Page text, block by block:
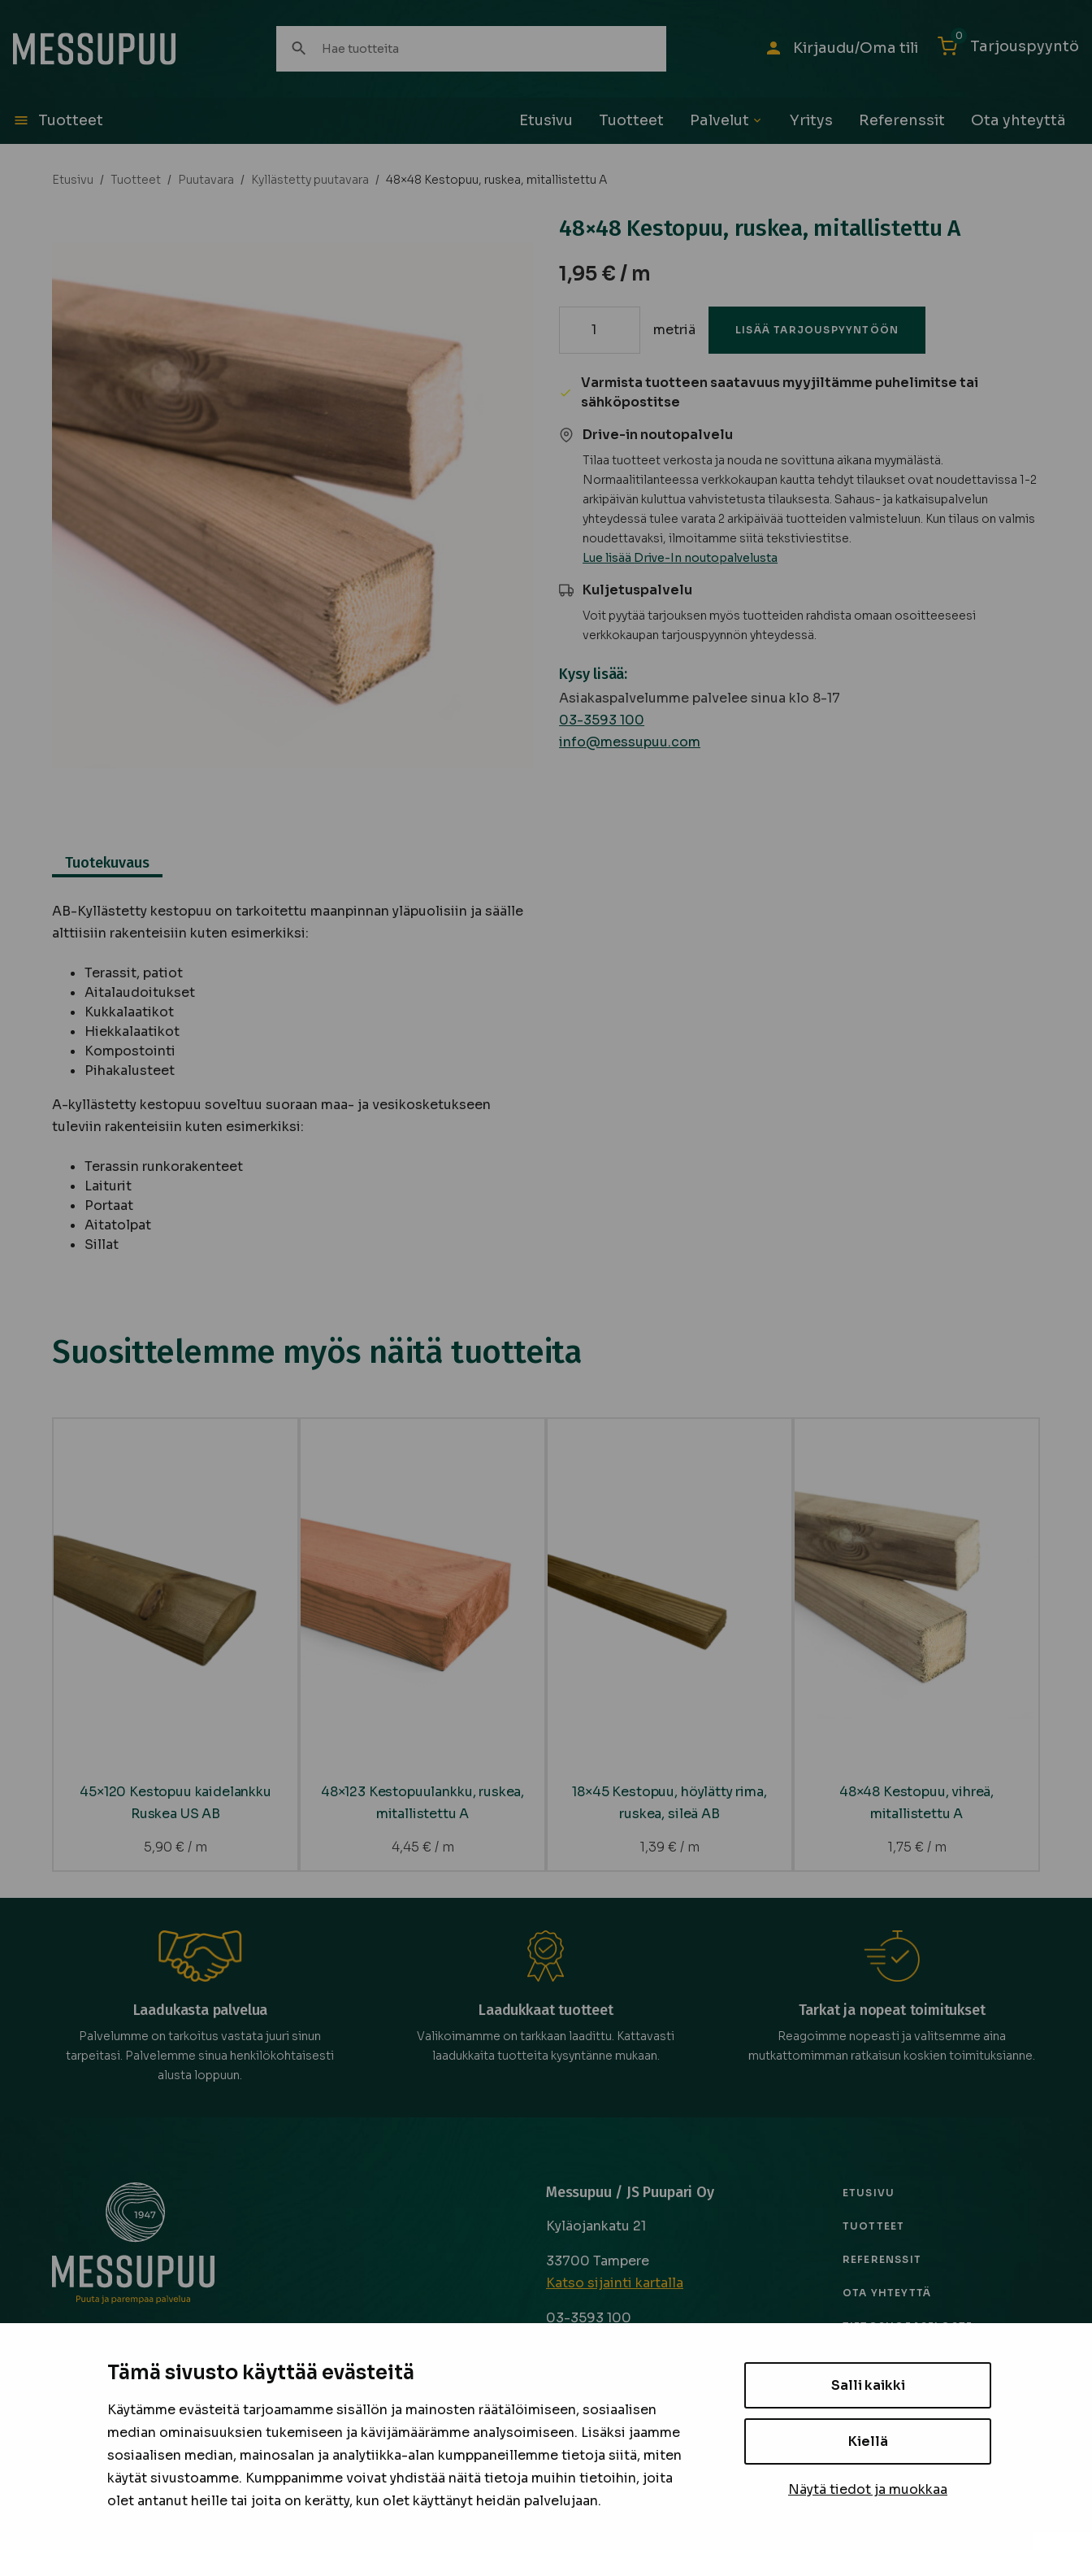
Tämä sivusto käyttää evästeitä
Käytämme evästeitä tarjoamamme sisällön ja mainosten räätälöimiseen, sosiaalisen
median ominaisuuksien tukemiseen ja kävijämäärämme analysoimiseen. Lisäksi jaamme
sosiaalisen median, mainosalan ja analytiikka-alan kumppaneillemme tietoja siitä, miten
käytät sivustoamme. Kumppanimme voivat yhdistää näitä tietoja muihin tietoihin, joita
olet antanut heille tai joita on kerätty, kun olet käyttänyt heidän palvelujaan.
Salli kaikki
Kiellä
Näytä tiedot ja muokkaa
tuotteita:
Kirjaudu/Oma tili Tarjouspyyntö
0
Tuotteet Etusivu Tuotteet Palvelut Yritys Referenssit Ota yhteyttä
Etusivu / Tuotteet / Puutavara / Kyllästetty puutavara / 48×48 Kestopuu, ruskea, mitallistettu A
48×48 Kestopuu, ruskea, mitallistettu A
1,95 € / m
48x48
ruskea,
mitallistettu
määrä
metriä LISÄÄ TARJOUSPYYNTÖÖN
Varmista tuotteen saatavuus myyjiltämme puhelimitse tai
sähköpostitse
Drive-in noutopalvelu
Tilaa tuotteet verkosta ja nouda ne sovittuna aikana myymälästä.
Normaalitilanteessa verkkokaupan kautta tehdyt tilaukset ovat noudettavissa 1-2
arkipäivän kuluttua vahvistetusta tilauksesta. Sahaus- ja katkaisupalvelun
yhteydessä tulee varata 2 arkipäivää tuotteiden valmisteluun. Kun tilaus on valmis
noudettavaksi, ilmoitamme siitä tekstiviestitse.
Lue lisää Drive-In noutopalvelusta
Kuljetuspalvelu
Voit pyytää tarjouksen myös tuotteiden rahdista omaan osoitteeseesi
verkkokaupan tarjouspyynnön yhteydessä.
Kysy lisää:
Asiakaspalvelumme palvelee sinua klo 8-17
03-3593 100
info@messupuu.com
Tuotekuvaus
AB-Kyllästetty kestopuu on tarkoitettu maanpinnan yläpuolisiin ja säälle
alttiisiin rakenteisiin kuten esimerkiksi:
Terassit, patiot
Aitalaudoitukset
Kukkalaatikot
Hiekkalaatikot
Kompostointi
Pihakalusteet
A-kyllästetty kestopuu soveltuu suoraan maa- ja vesikosketukseen
tuleviin rakenteisiin kuten esimerkiksi:
Terassin runkorakenteet
Laiturit
Portaat
Aitatolpat
Sillat
Suosittelemme myös näitä tuotteita
45×120 Kestopuu kaidelankku
Ruskea US AB
5,90 € / m
48×123 Kestopuulankku, ruskea,
mitallistettu A
4,45 € / m
18×45 Kestopuu, höylätty rima,
ruskea, sileä AB
1,39 € / m
48×48 Kestopuu, vihreä,
mitallistettu A
1,75 € / m
Laadukasta palvelua
Palvelumme on tarkoitus vastata juuri sinun
tarpeitasi. Palvelemme sinua henkilökohtaisesti
alusta loppuun.
Laadukkaat tuotteet
Valikoimamme on tarkkaan laadittu. Kattavasti
laadukkaita tuotteita kysyntänne mukaan.
Tarkat ja nopeat toimitukset
Reagoimme nopeasti ja valitsemme aina
mutkattomimman ratkaisun koskien toimituksianne.
neuvonantaja Pirkanmaalla jo vuodesta 1947. Oli kyse sitten
suurista hankkeista tai pienestä pintaremontista, laaja ja
laadukas valikoima sekä asiantunteva henkilökunta ovat
valmiina tarjoamaan parhaan puutavaran jokaiseen
projektiin.
Messupuu / JS Puupari Oy
Kyläojankatu 21
33700 Tampere
Katso sijainti kartalla
03-3593 100
la 9-14
FacebookInstagram
ETUSIVU
TUOTTEET
REFERENSSIT
OTA YHTEYTTÄ
TIETOSUOJASELOSTE
EVÄSTEASETUKSET
TILAA UUTISKIRJE